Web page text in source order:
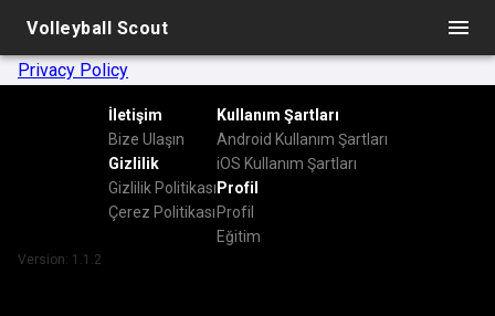
Volleyball Scout
Privacy Policy
İletişim
Bize Ulaşın
Gizlilik
Gizlilik Politikası
Çerez Politikası
Kullanım Şartları
Android Kullanım Şartları
iOS Kullanım Şartları
Profil
Profil
Eğitim
Version: 1.1.2